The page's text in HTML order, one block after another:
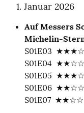
1. Januar 2026
Auf Messers
Michelin-
S01E03
S01E04
S01E05
S01E06
S01E07